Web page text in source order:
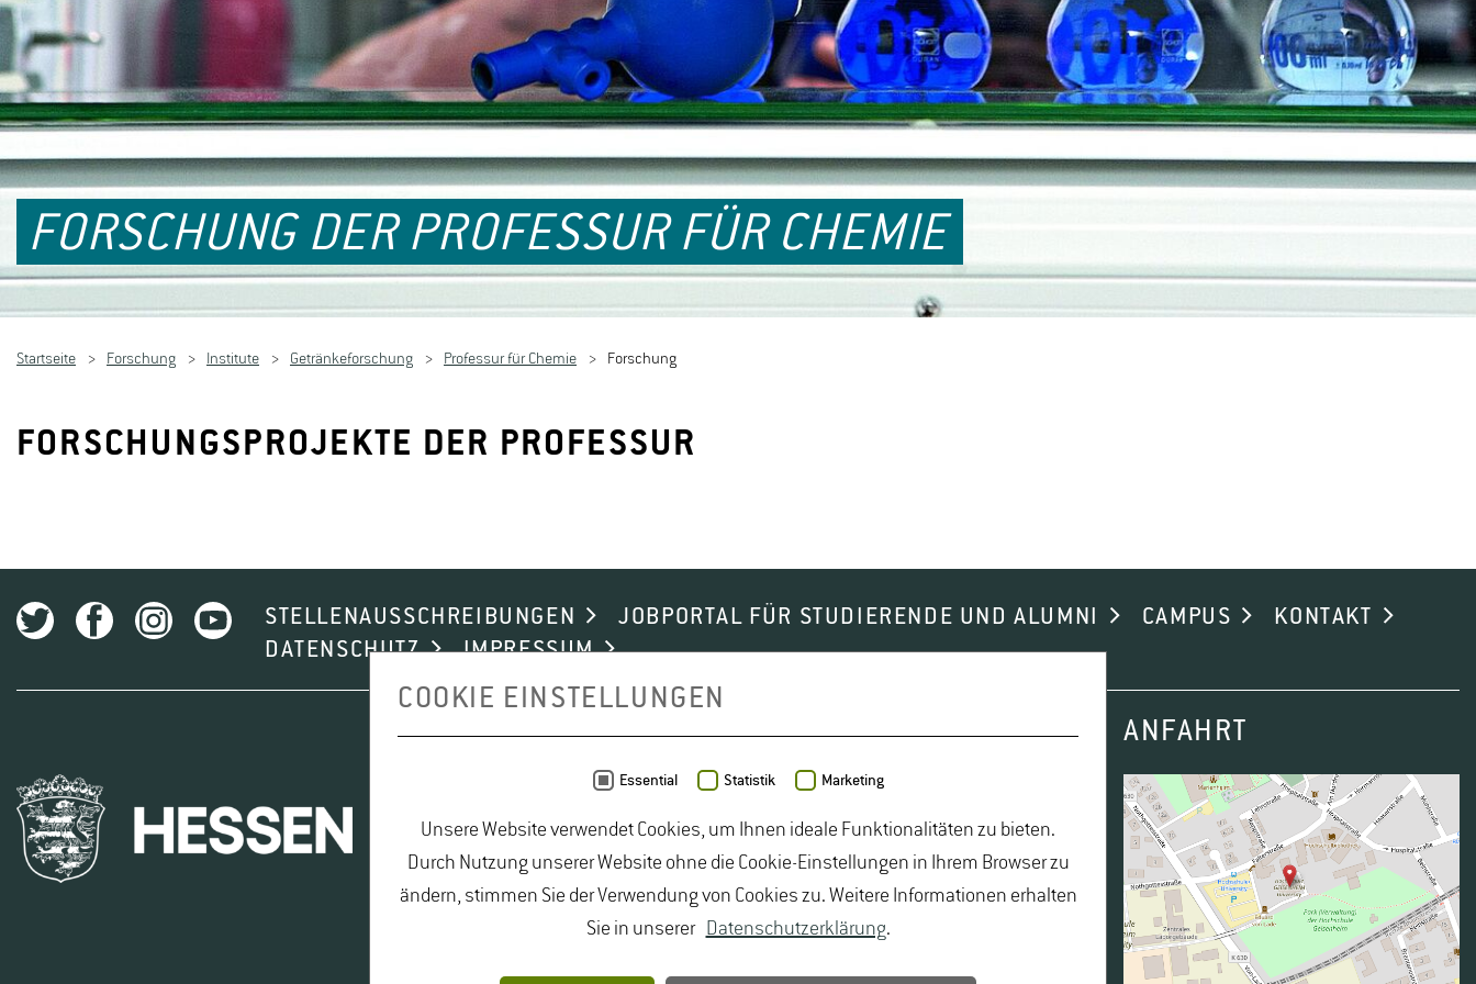
FORSCHUNG DER PROFESSUR FÜR CHEMIE
Startseite Forschung Institute Getränkeforschung Professur für Chemie Forschung
FORSCHUNGSPROJEKTE DER PROFESSUR
STELLENAUSSCHREIBUNGEN JOBPORTAL FÜR STUDIERENDE UND ALUMNI CAMPUS
KONTAKT
DATENSCHUTZ
IMPRESSUM
ANFAHRT
COOKIE EINSTELLUNGEN
Essential Statistik Marketing
Unsere Website verwendet Cookies, um Ihnen ideale Funktionalitäten zu bieten.
Durch Nutzung unserer Website ohne die Cookie-Einstellungen in Ihrem Browser zu
ändern, stimmen Sie der Verwendung von Cookies zu. Weitere Informationen erhalten
Sie in unserer Datenschutzerklärung.